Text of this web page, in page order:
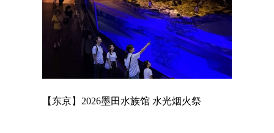
【东京】2026墨田水族馆 水光烟火祭